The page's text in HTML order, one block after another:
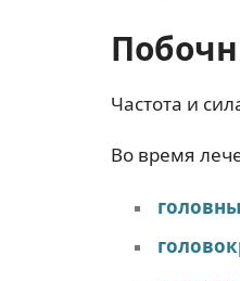
Частота и
Во время